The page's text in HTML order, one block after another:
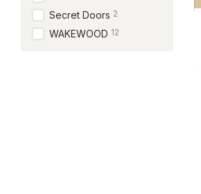
Secret Doors 2
WAKEWOOD 12